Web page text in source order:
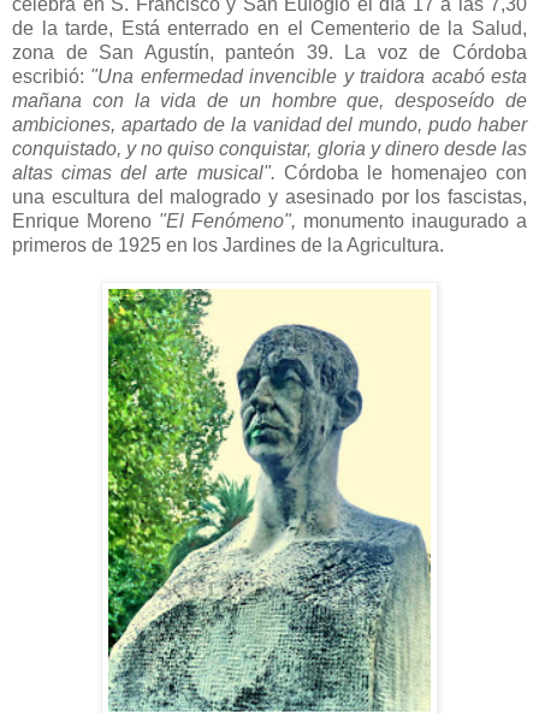
de la tarde, Está enterrado en el Cementerio de la Salud,
zona de San Agustín, panteón 39. La voz de Córdoba
escribió: "Una enfermedad invencible y traidora acabó esta
mañana con la vida de un hombre que, desposeído de
ambiciones, apartado de la vanidad del mundo, pudo haber
conquistado, y no quiso conquistar, gloria y dinero desde las
altas cimas del arte musical". Córdoba le homenajeo con
una escultura del malogrado y asesinado por los fascistas,
Enrique Moreno "El Fenómeno", monumento inaugurado a
primeros de 1925 en los Jardines de la Agricultura.